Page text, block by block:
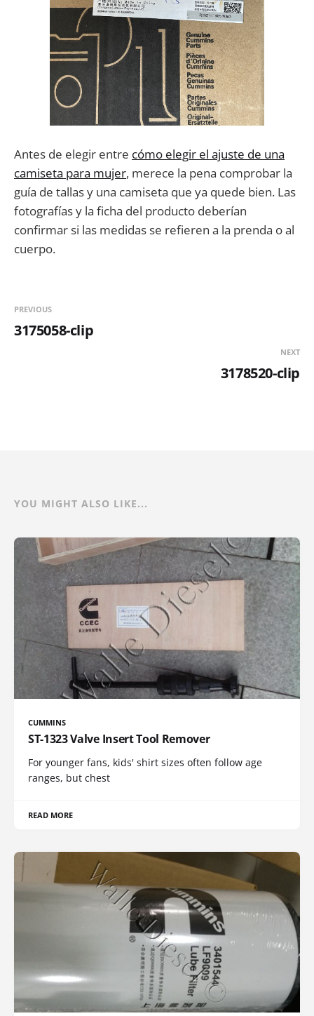
Antes de elegir entre cómo elegir el ajuste de una
camiseta para mujer, merece la pena comprobar la
guía de tallas y una camiseta que ya quede bien. Las
fotografías y la ficha del producto deberían
confirmar si las medidas se refieren a la prenda o al
cuerpo.
PREVIOUS
3175058-clip
NEXT
3178520-clip
YOU MIGHT ALSO LIKE...
CUMMINS
ST-1323 Valve Insert Tool Remover
For younger fans, kids' shirt sizes often follow age
ranges, but chest
READ MORE